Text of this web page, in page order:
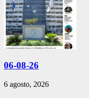
06-08-26
6 agosto, 2026